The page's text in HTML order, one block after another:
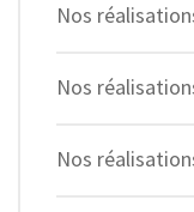
Nos
Nos
Nos